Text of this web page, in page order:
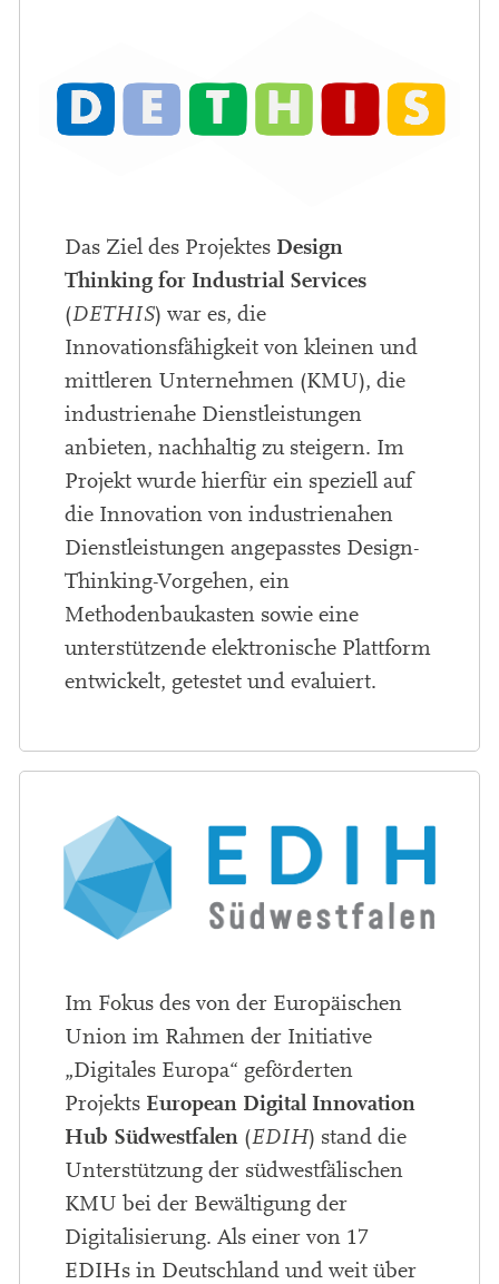
Das Ziel des Projektes Design
Thinking for Industrial Services
(DETHIS) war es, die
Innovationsfähigkeit von kleinen und
mittleren Unternehmen (KMU), die
industrienahe Dienstleistungen
anbieten, nachhaltig zu steigern. Im
Projekt wurde hierfür ein speziell auf
die Innovation von industrienahen
Dienstleistungen angepasstes Design-
Thinking-Vorgehen, ein
Methodenbaukasten sowie eine
unterstützende elektronische Plattform
entwickelt, getestet und evaluiert.
Im Fokus des von der Europäischen
Union im Rahmen der Initiative
„Digitales Europa“ geförderten
Projekts European Digital Innovation
Hub Südwestfalen (EDIH) stand die
Unterstützung der südwestfälischen
KMU bei der Bewältigung der
Digitalisierung. Als einer von 17
EDIHs in Deutschland und weit über